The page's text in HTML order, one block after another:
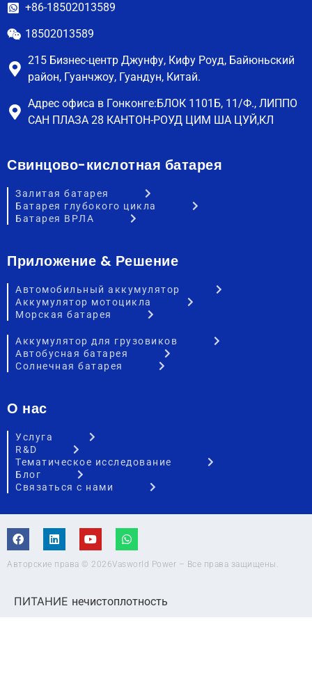
+86-18502013589
18502013589
215 Бизнес-центр Джунфу, Кифу Роуд, Байюньский
район, Гуанчжоу, Гуандун, Китай.
Адрес офиса в Гонконге:БЛОК 1101Б, 11/Ф., ЛИППО
САН ПЛАЗА 28 КАНТОН-РОУД ЦИМ ША ЦУЙ,КЛ
Свинцово-кислотная батарея
Залитая батарея
Батарея глубокого цикла
Батарея ВРЛА
Приложение & Решение
Автомобильный аккумулятор
Аккумулятор мотоцикла
Морская батарея
Аккумулятор для грузовиков
Автобусная батарея
Солнечная батарея
О нас
Услуга
R&D
Тематическое исследование
Блог
Связаться с нами
Авторские права © 2026Vasworld Power – Все права защищены.
ПИТАНИЕ нечистоплотность